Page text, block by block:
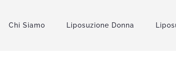
Chi Siamo Liposuzione Donna